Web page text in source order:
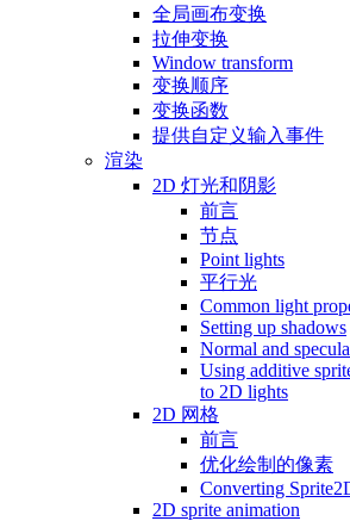
全局画布变换
拉伸变换
Window transform
变换顺序
变换函数
提供自定义输入事件
渲染
2D 灯光和阴影
前言
节点
Point lights
平行光
Common light
Setting up shadows
Normal and
Using additive
to 2D lights
2D 网格
前言
优化绘制的像素
Converting
2D sprite animation